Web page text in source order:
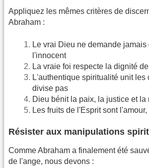
Appliquez les mêmes critères de
Abraham :
Le vrai Dieu ne demande jamais
l'innocent
La vraie foi respecte la dignité
L'authentique spiritualité unit
divise pas
Dieu bénit la paix, la justice et la
Les fruits de l'Esprit sont
Résister aux manipulations
Comme Abraham a finalement été
de l'ange, nous devons :